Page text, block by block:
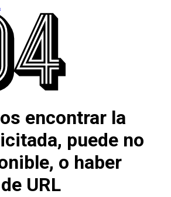
encontrar la
puede no
o haber
URL